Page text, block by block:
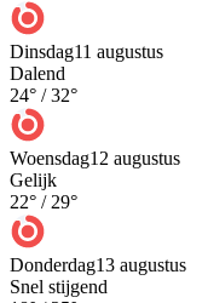
Dinsdag11 augustus
Dalend
24° /32°
Woensdag12 augustus
Gelijk
22° / 29°
Donderdag13 augustus
Snel stijgend